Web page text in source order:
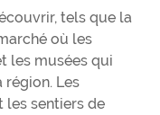
tels que la
où les
les musées qui
Les
les sentiers de